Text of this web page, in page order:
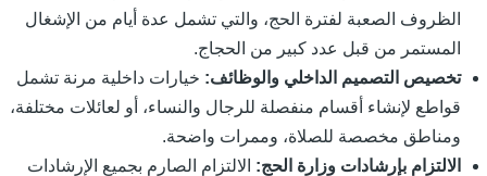
الظروف الصعبة لفترة الحج، والتي تشمل عدة أيام من الإشغال
المستمر من قبل عدد كبير من الحجاج.
تخصيص التصميم الداخلي والوظائف:خيارات داخلية مرنة تشمل
قواطع لإنشاء أقسام منفصلة للرجال والنساء، أو لعائلات مختلفة،
ومناطق مخصصة للصلاة، وممرات واضحة.
الالتزام بإرشادات وزارة الحج:الالتزام الصارم بجميع الإرشادات